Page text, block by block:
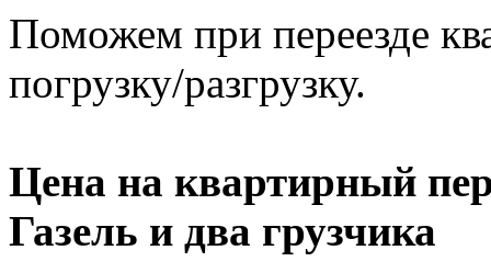
Поможем при переезде
погрузку/разгрузку.
Цена на квартирный
Газель и два грузчика